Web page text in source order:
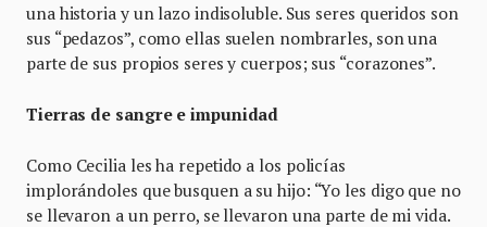
una historia y un lazo indisoluble. Sus seres queridos son
sus “pedazos”, como ellas suelen nombrarles, son una
parte de sus propios seres y cuerpos; sus “corazones”.
Tierras de sangre e impunidad
Como Cecilia les ha repetido a los policías
implorándoles que busquen a su hijo: “Yo les digo que no
se llevaron a un perro, se llevaron una parte de mi vida.